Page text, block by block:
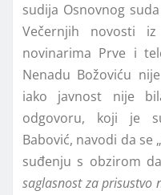
sudija Osnovnog
Večernjih novosti
novinarima Prve i
Nenadu Božoviću
iako javnost nije
odgovoru, koji je
Babović, navodi da se
suđenju s obzirom
saglasnost za prisustvo